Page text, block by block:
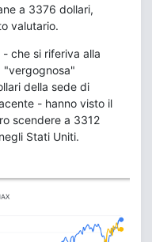
a 3376 dollari,
valutario.
che si riferiva alla
"vergognosa"
della sede di
- hanno visto il
scendere a 3312
Stati Uniti.